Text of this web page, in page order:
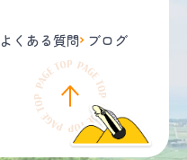
よくある質問 ブログ